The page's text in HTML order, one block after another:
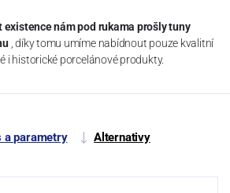
existence nám pod rukama prošly tuny
, díky tomu umíme nabídnout pouze kvalitní
i historické porcelánové produkty.
a parametry Alternativy